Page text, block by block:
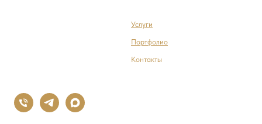
Услуги
Портфолио
Контакты